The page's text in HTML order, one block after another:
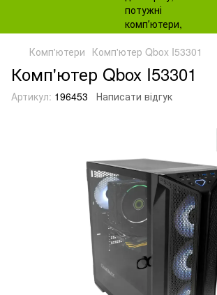
Комп'ютери Комп'ютер Qbox I53301
Комп'ютер Qbox I53301
Артикул: 196453 Написати відгук